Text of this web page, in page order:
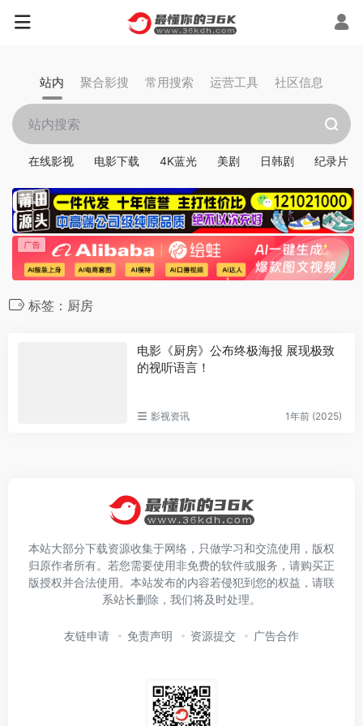
站内 聚合影搜 常用搜索 运营工具 社区信息
在线影视 电影下载 4K蓝光 美剧 日韩剧 纪录片
标签：厨房
电影《厨房》公布终极海报 展现极致
的视听语言！
影视资讯 1年前 (2025)
本站大部分下载资源收集于网络，只做学习和交流使用，版权
归原作者所有。若您需要使用非免费的软件或服务，请购买正
版授权并合法使用。本站发布的内容若侵犯到您的权益，请联
系站长删除，我们将及时处理。
友链申请 免责声明 资源提交 广告合作